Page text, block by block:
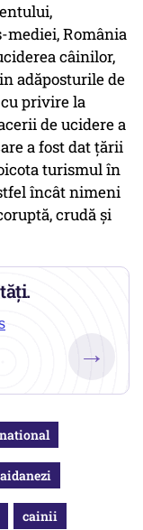
mediei, România
câinilor,
adăposturile de
privire la
de ucidere a
a fost dat țării
turismul în
încât nimeni
crudă și
→
national
cainii